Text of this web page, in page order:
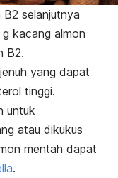
selanjutnya
kacang almon
B2.
yang dapat
tinggi.
untuk
atau dikukus
mentah dapat
.